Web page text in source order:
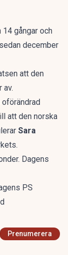
14 gångar och
december
att den
av.
att den norska
Sara
Dagens
PS
Prenumerera